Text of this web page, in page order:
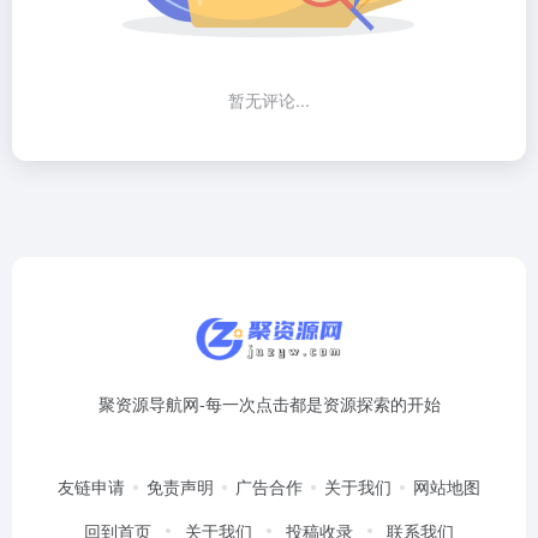
暂无评论...
聚资源导航网-每一次点击都是资源探索的开始
友链申请 免责声明 广告合作 关于我们
网站地图
回到首页
关于我们 投稿收录 联系我们